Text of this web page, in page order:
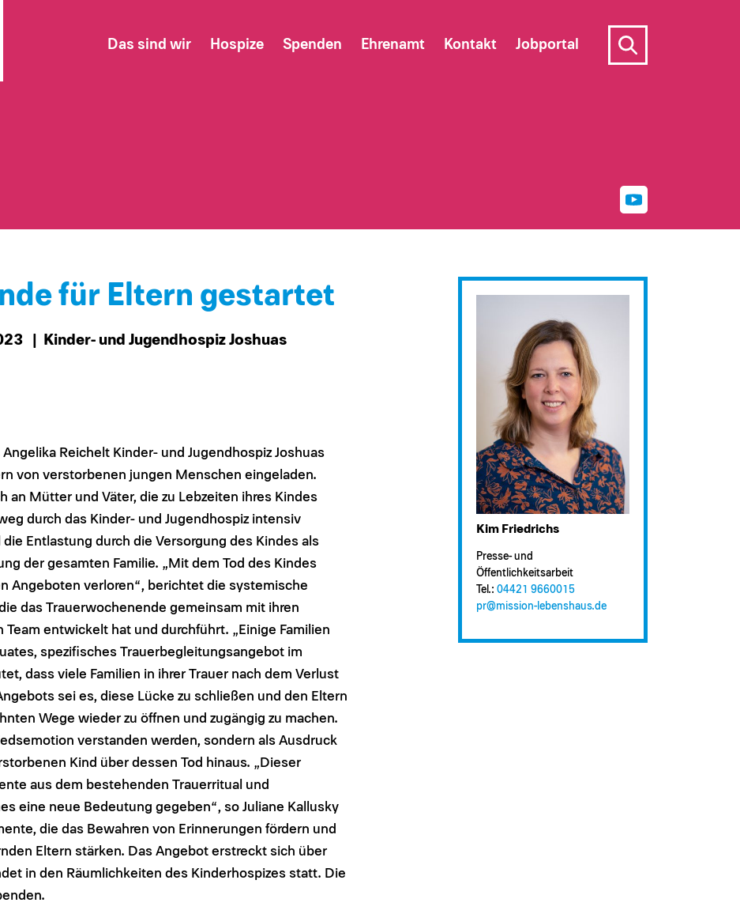
für Eltern gestartet
| Kinder- und Jugendhospiz Joshuas
Reichelt Kinder- und Jugendhospiz Joshuas
von verstorbenen jungen Menschen eingeladen.
an Mütter und Väter, die zu Lebzeiten ihres Kindes
durch das Kinder- und Jugendhospiz intensiv
Entlastung durch die Versorgung des Kindes als
der gesamten Familie. „Mit dem Tod des Kindes
Angeboten verloren“, berichtet die systemische
das Trauerwochenende gemeinsam mit ihren
entwickelt hat und durchführt. „Einige Familien
spezifisches Trauerbegleitungsangebot im
dass viele Familien in ihrer Trauer nach dem Verlust
sei es, diese Lücke zu schließen und den Eltern
Wege wieder zu öffnen und zugängig zu machen.
verstanden werden, sondern als Ausdruck
Kind über dessen Tod hinaus. „Dieser
aus dem bestehenden Trauerritual und
eine neue Bedeutung gegeben“, so Juliane Kallusky
die das Bewahren von Erinnerungen fördern und
Eltern stärken. Das Angebot erstreckt sich über
in den Räumlichkeiten des Kinderhospizes statt. Die
Kim Friedrichs
Presse- und
Öffentlichkeitsarbeit
Tel.: 04421 9660015
pr@​mission-lebenshaus.de
Das sind wir Hospize Spenden Ehrenamt Kontakt Jobportal